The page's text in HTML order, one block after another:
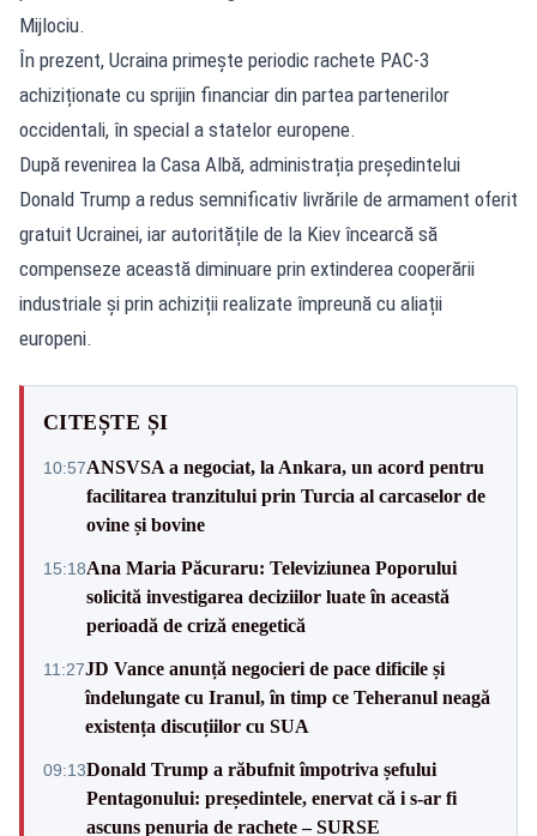
Mijlociu.
În prezent, Ucraina primește periodic rachete PAC-3
achiziționate cu sprijin financiar din partea partenerilor
occidentali, în special a statelor europene.
După revenirea la Casa Albă, administrația președintelui
Donald Trump a redus semnificativ livrările de armament oferit
gratuit Ucrainei, iar autoritățile de la Kiev încearcă să
compenseze această diminuare prin extinderea cooperării
industriale și prin achiziții realizate împreună cu aliații
europeni.
CITEȘTE ȘI
10:57ANSVSA a negociat, la Ankara, un acord pentru
facilitarea tranzitului prin Turcia al carcaselor de
ovine și bovine
15:18Ana Maria Păcuraru: Televiziunea Poporului
solicită investigarea deciziilor luate în această
perioadă de criză enegetică
11:27JD Vance anunță negocieri de pace dificile și
îndelungate cu Iranul, în timp ce Teheranul neagă
existența discuțiilor cu SUA
09:13Donald Trump a răbufnit împotriva șefului
Pentagonului: președintele, enervat că i s-ar fi
ascuns penuria de rachete – SURSE